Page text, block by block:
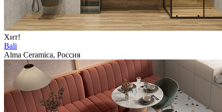
Хит!
Bali
Alma Ceramica, Россия